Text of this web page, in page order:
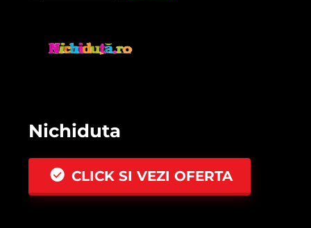
Nichiduta
CLICK SI VEZI OFERTA